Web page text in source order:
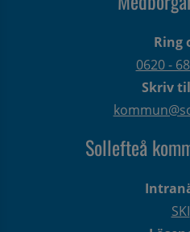
Ring
0620 -
Skriv
Sollefteå
SKI